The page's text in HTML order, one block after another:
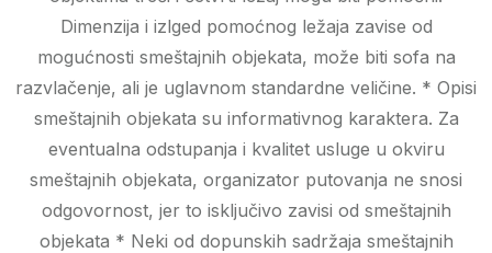
Dimenzija i izlged pomoćnog ležaja zavise od
mogućnosti smeštajnih objekata, može biti sofa na
razvlačenje, ali je uglavnom standardne veličine. * Opisi
smeštajnih objekata su informativnog karaktera. Za
eventualna odstupanja i kvalitet usluge u okviru
smeštajnih objekata, organizator putovanja ne snosi
odgovornost, jer to isključivo zavisi od smeštajnih
objekata * Neki od dopunskih sadržaja smeštajnih